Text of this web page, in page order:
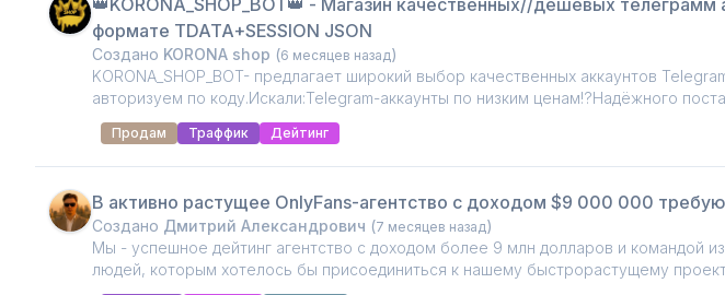
формате TDATA+SESSION JSON
Создано KORONA shop (6 месяцев назад)
KORONA_SHOP_BOT- предлагает широкий выбор качественных аккаунтов
авторизуем по коду.Искали:Telegram-аккаунты по низким ценам!?Надёжного
Продам Траффик Дейтинг
В активно растущее OnlyFans-агентство с доходом $9 000 000
Создано Дмитрий Александрович (7 месяцев назад)
Мы - успешное дейтинг агентство с доходом более 9 млн долларов и командой
людей, которым хотелось бы присоединиться к нашему быстрорастущему